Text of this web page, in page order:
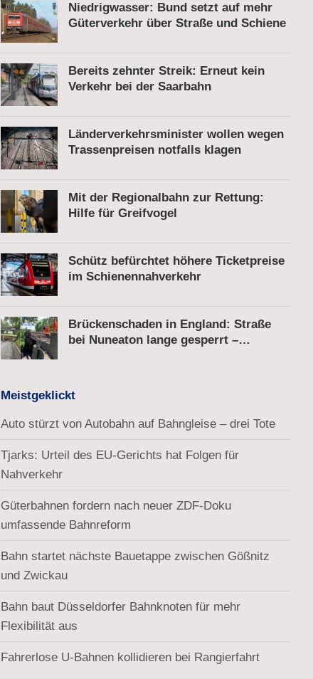
Niedrigwasser: Bund setzt auf mehr
Güterverkehr über Straße und Schiene
Bereits zehnter Streik: Erneut kein
Verkehr bei der Saarbahn
Länderverkehrsminister wollen wegen
Trassenpreisen notfalls klagen
Mit der Regionalbahn zur Rettung:
Hilfe für Greifvogel
Schütz befürchtet höhere Ticketpreise
im Schienennahverkehr
Brückenschaden in England: Straße
bei Nuneaton lange gesperrt –
Meistgeklickt
Auto stürzt von Autobahn auf Bahngleise – drei Tote
Tjarks: Urteil des EU-Gerichts hat Folgen für
Nahverkehr
Güterbahnen fordern nach neuer ZDF-Doku
umfassende Bahnreform
Bahn startet nächste Bauetappe zwischen Gößnitz
und Zwickau
Bahn baut Düsseldorfer Bahnknoten für mehr
Flexibilität aus
Fahrerlose U-Bahnen kollidieren bei Rangierfahrt